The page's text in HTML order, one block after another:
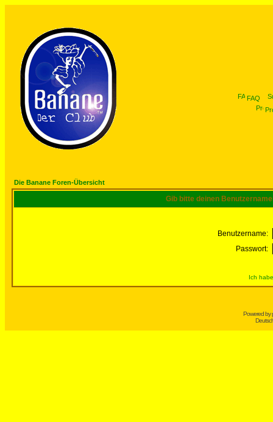
FAQ
Die Banane Foren-Übersicht
Gib bitte deinen
Benutzername:
Passwort:
Ich
Powered by